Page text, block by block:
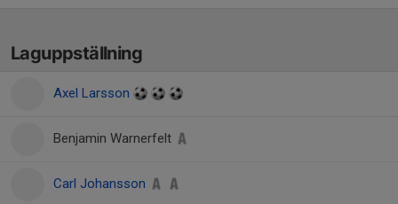
Laguppställning
Axel Larsson
Benjamin Warnerfelt
Carl Johansson